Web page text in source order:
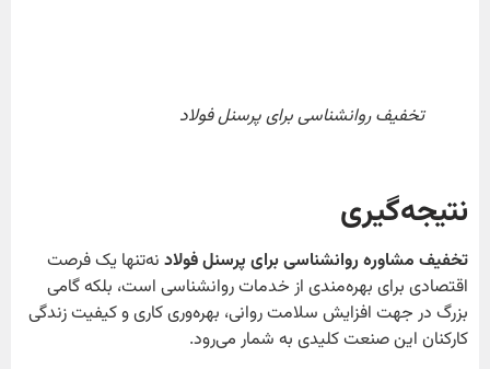
تخفیف روانشناسی برای پرسنل فولاد
نتیجه‌گیری
تخفیف مشاوره روانشناسی برای پرسنل فولادنه‌تنها یک فرصت
اقتصادی برای بهره‌مندی از خدمات روانشناسی است، بلکه گامی
بزرگ در جهت افزایش سلامت روانی، بهره‌وری کاری و کیفیت زندگی
کارکنان این صنعت کلیدی به شمار می‌رود.